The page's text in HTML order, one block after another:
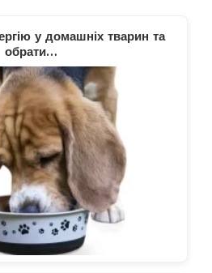
у домашніх тварин та
обрати…